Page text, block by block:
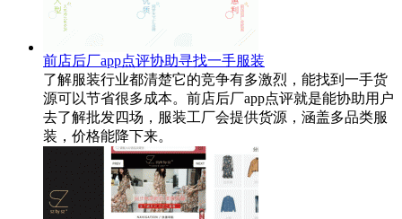
前店后厂app点评协助寻找一手服装
了解服装行业都清楚它的竞争有多激烈，能找到一手货
源可以节省很多成本。前店后厂app点评就是能协助用户
去了解批发四场，服装工厂会提供货源，涵盖多品类服
装，价格能降下来。